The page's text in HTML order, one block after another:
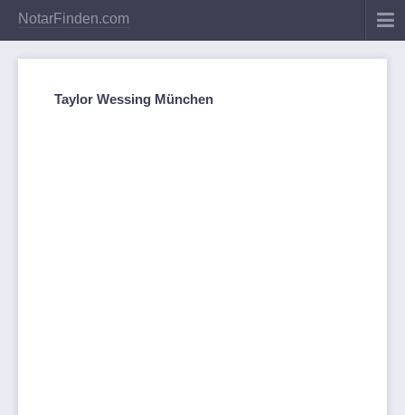
NotarFinden.com
Taylor Wessing München